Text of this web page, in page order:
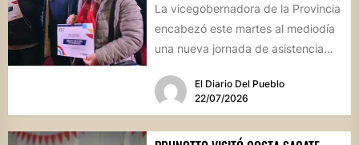
La vicegobernadora de la Provincia
encabezó este martes al mediodía
una nueva jornada de asistencia
El Diario Del Pueblo
22/07/2026